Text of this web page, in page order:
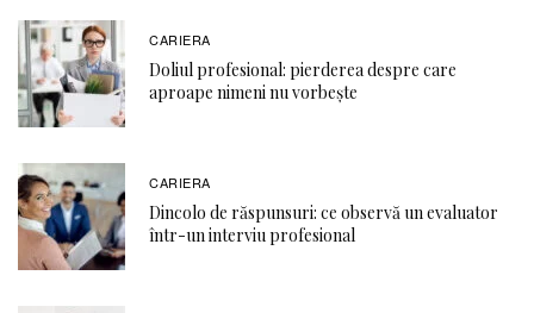
CARIERA
Doliul profesional: pierderea despre care
aproape nimeni nu vorbește
CARIERA
Dincolo de răspunsuri: ce observă un evaluator
într-un interviu profesional